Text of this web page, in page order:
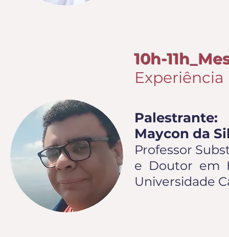
10h-
Palestrante:
Maycon da
Professor
e Doutor em
Universidade